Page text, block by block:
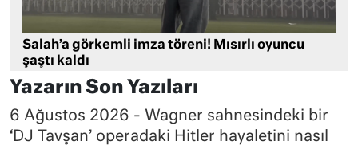
Salah’a görkemli imza töreni! Mısırlı oyuncu
şaştı kaldı
Yazarın Son Yazıları
6 Ağustos 2026 - Wagner sahnesindeki bir
‘DJ Tavşan’ operadaki Hitler hayaletini nasıl